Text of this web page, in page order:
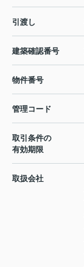
引渡し
建築確認番号
物件番号
管理コード
取引条件の
有効期限
取扱会社